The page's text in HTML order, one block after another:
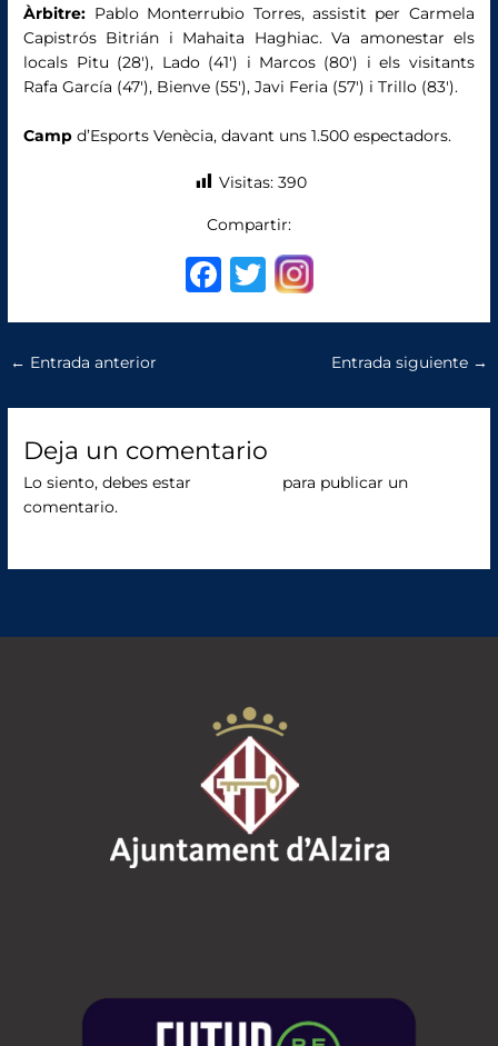
Àrbitre: Pablo Monterrubio Torres, assistit per Carmela
Capistrós Bitrián i Mahaita Haghiac. Va amonestar els
locals Pitu (28′), Lado (41′) i Marcos (80′) i els visitants
Rafa García (47′), Bienve (55′), Javi Feria (57′) i Trillo (83′).
Camp d’Esports Venècia, davant uns 1.500 espectadors.
Visitas: 390
Compartir:
F
b
o
T
r
← Entrada anterior Entrada siguiente →
Deja un comentario
Lo siento, debes estar
para publicar un
comentario.